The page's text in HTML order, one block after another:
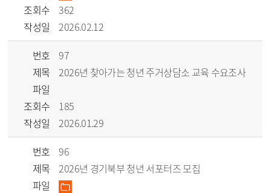
조회수
362
작성일
2026.02.12
번호
97
제목
2026년 찾아가는 청년 주거상담소 교육 수요조사
파일
조회수
185
작성일
2026.01.29
번호
96
제목
2026년 경기북부 청년 서포터즈 모집
파일